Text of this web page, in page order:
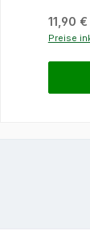
11,90 €
Preise